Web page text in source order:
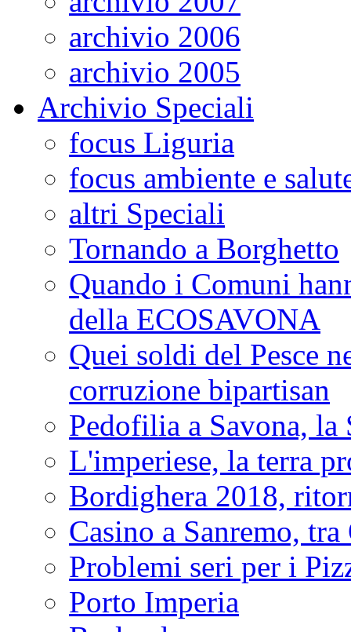
archivio 2006
archivio 2005
Archivio Speciali
focus Liguria
focus ambiente e
altri Speciali
Tornando a Borghetto
Quando i Comuni
della ECOSAVONA
Quei soldi del Pesce
corruzione bipartisan
Pedofilia a Savona, la
L'imperiese, la terra
Bordighera 2018,
Casino a Sanremo,
Problemi seri per i
Porto Imperia